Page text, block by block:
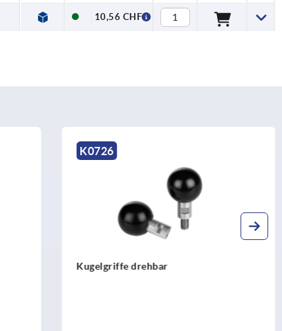
10,56 CHF
K0166
Ballengriffe feststehend DIN 39 Form E,